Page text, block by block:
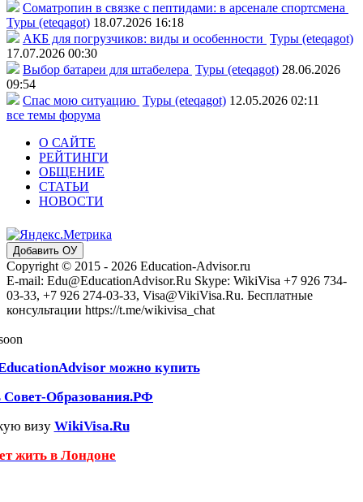
Соматропин в связке с пептидами: в арсенале спортсмена
Туры (eteqagot) 18.07.2026 16:18
АКБ для погрузчиков: виды и особенности Туры (eteqagot)
17.07.2026 00:30
Выбор батареи для штабелера Туры (eteqagot) 28.06.2026
09:54
Спас мою ситуацию Туры (eteqagot) 12.05.2026 02:11
все темы форума
О САЙТЕ
РЕЙТИНГИ
ОБЩЕНИЕ
СТАТЬИ
НОВОСТИ
Добавить ОУ
Copyright © 2015 - 2026 Education-Advisor.ru
E-mail: Edu@EducationAdvisor.Ru Skype: WikiVisa +7 926 734-
03-33, +7 926 274-03-33, Visa@VikiVisa.Ru. Бесплатные
консультации https://t.me/wikivisa_chat
можно купить
Совет-Образования.РФ
визу WikiVisa.Ru
жить в Лондоне